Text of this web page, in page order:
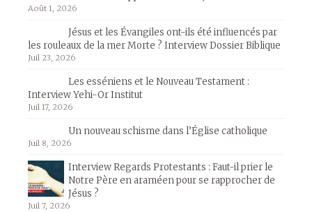
Août 1, 2026
Jésus et les Évangiles ont-ils été influencés par
les rouleaux de la mer Morte ? Interview Dossier Biblique
Juil 23, 2026
Les esséniens et le Nouveau Testament :
Interview Yehi-Or Institut
Juil 17, 2026
Un nouveau schisme dans l’Église catholique
Juil 8, 2026
Interview Regards Protestants : Faut-il prier le
Notre Père en araméen pour se rapprocher de
Jésus ?
Juil 7, 2026